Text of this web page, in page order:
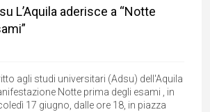
L’Aquila aderisce a “Notte
agli studi universitari (Adsu) dell'Aquila
Notte prima degli esami , in
17 giugno, dalle ore 18, in piazza